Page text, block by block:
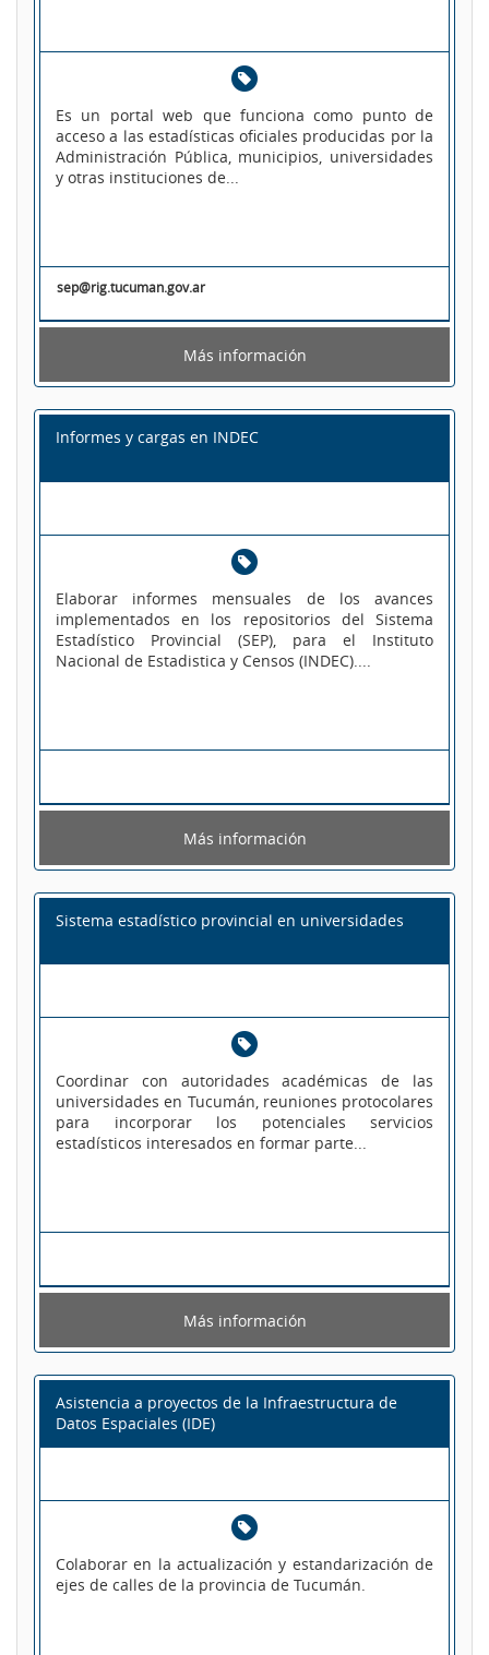
Es un portal web que funciona como punto de
acceso a las estadísticas oficiales producidas por la
Administración Pública, municipios, universidades
y otras instituciones de...
sep@rig.tucuman.gov.ar
Más información
Informes y cargas en INDEC
Elaborar informes mensuales de los avances
implementados en los repositorios del Sistema
Estadístico Provincial (SEP), para el Instituto
Nacional de Estadistica y Censos (INDEC)....
Más información
Sistema estadístico provincial en universidades
Coordinar con autoridades académicas de las
universidades en Tucumán, reuniones protocolares
para incorporar los potenciales servicios
estadísticos interesados en formar parte...
Más información
Asistencia a proyectos de la Infraestructura de
Datos Espaciales (IDE)
Colaborar en la actualización y estandarización de
ejes de calles de la provincia de Tucumán.